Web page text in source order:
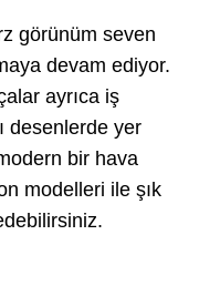
görünüm seven
devam ediyor.
ayrıca iş
desenlerde yer
bir hava
modelleri ile şık